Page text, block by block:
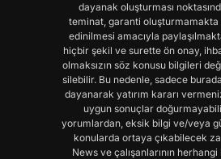
dayanak oluşturması
teminat, garanti oluşturmamakta
edinilmesi amacıyla
hiçbir şekil ve surette ön onay,
olmaksızın söz konusu bilgileri
silebilir. Bu nedenle, sadece
dayanarak yatırım kararı
uygun sonuçlar
yorumlardan, eksik bilgi ve/veya
konularda ortaya çıkabilecek
News ve çalışanlarının